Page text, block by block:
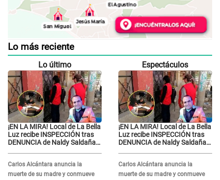
Lo más reciente
Lo último
¡EN LA MIRA! Local de La Bella
Luz recibe INSPECCIÓN tras
DENUNCIA de Naldy Saldaña
Carlos Alcántara anuncia la
muerte de su madre y conmueve
Espectáculos
¡EN LA MIRA! Local de La Bella
Luz recibe INSPECCIÓN tras
DENUNCIA de Naldy Saldaña
Carlos Alcántara anuncia la
muerte de su madre y conmueve